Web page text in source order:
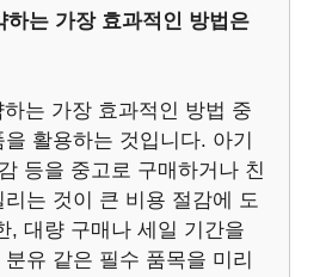
하는 가장 효과적인 방법은
는 가장 효과적인 방법 중
활용하는 것입니다. 아기
등을 중고로 구매하거나 친
는 것이 큰 비용 절감에 도
, 대량 구매나 세일 기간을
유 같은 필수 품목을 미리